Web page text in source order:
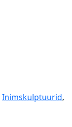
Inimskulptuurid,